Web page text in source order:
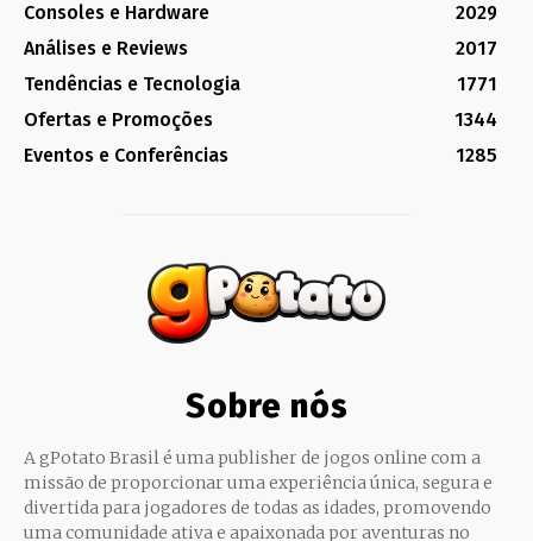
Consoles e Hardware
2029
Análises e Reviews
2017
Tendências e Tecnologia
1771
Ofertas e Promoções
1344
Eventos e Conferências
1285
Sobre nós
A gPotato Brasil é uma publisher de jogos online com a
missão de proporcionar uma experiência única, segura e
divertida para jogadores de todas as idades, promovendo
uma comunidade ativa e apaixonada por aventuras no